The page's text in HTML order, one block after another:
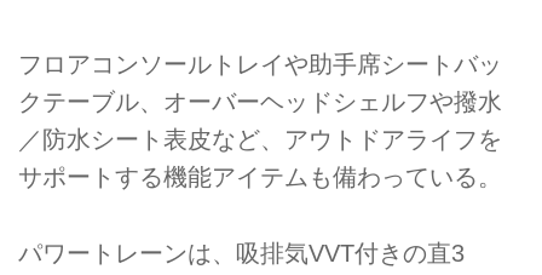
フロアコンソールトレイや助手席シートバッ
クテーブル、オーバーヘッドシェルフや撥水
／防水シート表皮など、アウトドアライフを
サポートする機能アイテムも備わっている。
パワートレーンは、吸排気VVT付きの直3